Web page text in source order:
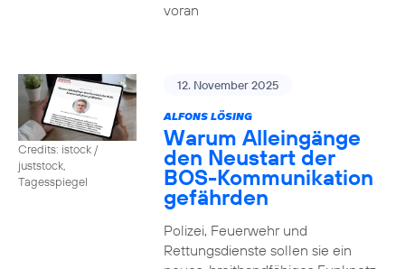
voran
Credits: istock /
juststock,
Tagesspiegel
12. November 2025
ALFONS LÖSING
Warum Alleingänge
den Neustart der
BOS-Kommunikation
gefährden
Polizei, Feuerwehr und
Rettungsdienste sollen sie ein